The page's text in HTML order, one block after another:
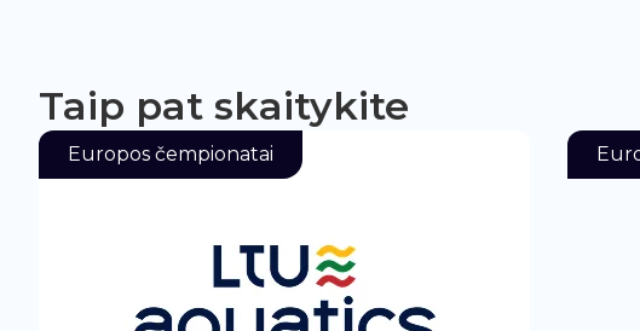
Taip pat skaitykite
Europos čempionatai